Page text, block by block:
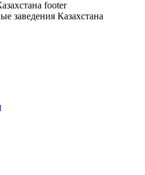
заведения Казахстана